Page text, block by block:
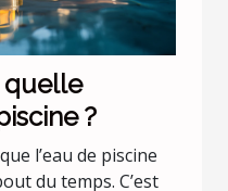
quelle
?
l’eau de piscine
du temps. C’est